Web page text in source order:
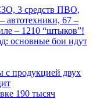
3 средств ПВО,
автотехники, 67 –
– 1210 “штыков”!
основные бои идут
с продукцией двух
190 тысяч